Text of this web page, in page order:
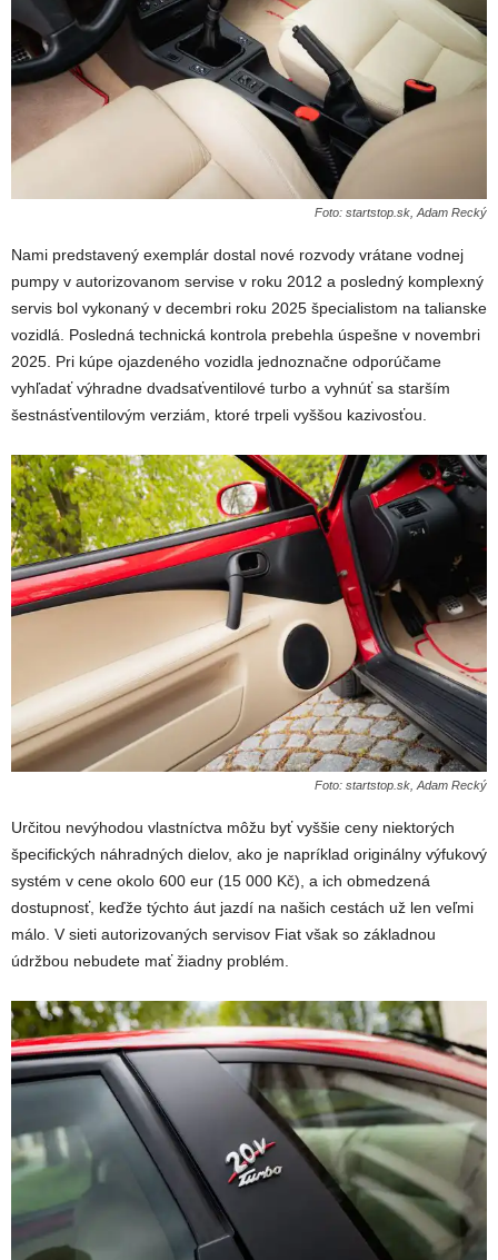
Foto: startstop.sk, Adam Recký
Nami predstavený exemplár dostal nové rozvody vrátane vodnej
pumpy v autorizovanom servise v roku 2012 a posledný komplexný
servis bol vykonaný v decembri roku 2025 špecialistom na talianske
vozidlá. Posledná technická kontrola prebehla úspešne v novembri
2025. Pri kúpe ojazdeného vozidla jednoznačne odporúčame
vyhľadať výhradne dvadsaťventilové turbo a vyhnúť sa starším
šestnásťventilovým verziám, ktoré trpeli vyššou kazivosťou.
Foto: startstop.sk, Adam Recký
Určitou nevýhodou vlastníctva môžu byť vyššie ceny niektorých
špecifických náhradných dielov, ako je napríklad originálny výfukový
systém v cene okolo 600 eur (15 000 Kč), a ich obmedzená
dostupnosť, keďže týchto áut jazdí na našich cestách už len veľmi
málo. V sieti autorizovaných servisov Fiat však so základnou
údržbou nebudete mať žiadny problém.